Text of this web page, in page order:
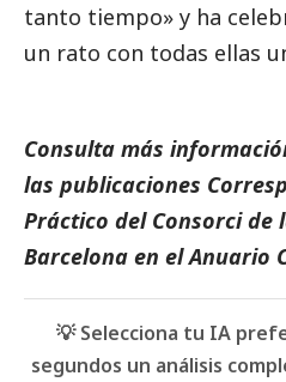
tanto tiempo» y ha
un rato con todas ellas
Consulta más
las publicaciones
Práctico del Consorci de
Barcelona en elAnuario
💡 Selecciona tu IA
segundos un análisis